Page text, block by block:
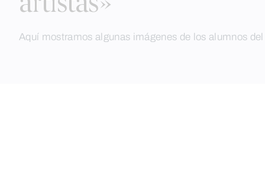
Aquí mostramos algunas imágenes de los alumnos